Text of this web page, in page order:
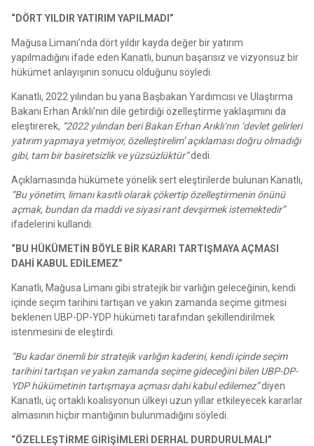
“DÖRT YILDIR YATIRIM YAPILMADI”
Mağusa Limanı’nda dört yıldır kayda değer bir yatırım
yapılmadığını ifade eden Kanatlı, bunun başarısız ve vizyonsuz bir
hükümet anlayışının sonucu olduğunu söyledi.
Kanatlı, 2022 yılından bu yana Başbakan Yardımcısı ve Ulaştırma
Bakanı Erhan Arıklı’nın dile getirdiği özelleştirme yaklaşımını da
eleştirerek, “2022 yılından beri Bakan Erhan Arıklı’nın ‘devlet gelirleri
yatırım yapmaya yetmiyor, özelleştirelim’ açıklaması doğru olmadığı
gibi, tam bir basiretsizlik ve yüzsüzlüktür”dedi.
Açıklamasında hükümete yönelik sert eleştirilerde bulunan Kanatlı,
“Bu yönetim, limanı kasıtlı olarak çökertip özelleştirmenin önünü
açmak, bundan da maddi ve siyasi rant devşirmek istemektedir”
ifadelerini kullandı.
“BU HÜKÜMETİN BÖYLE BİR KARARI TARTIŞMAYA AÇMASI
DAHİ KABUL EDİLEMEZ”
Kanatlı, Mağusa Limanı gibi stratejik bir varlığın geleceğinin, kendi
içinde seçim tarihini tartışan ve yakın zamanda seçime gitmesi
beklenen UBP-DP-YDP hükümeti tarafından şekillendirilmek
istenmesini de eleştirdi.
“Bu kadar önemli bir stratejik varlığın kaderini, kendi içinde seçim
tarihini tartışan ve yakın zamanda seçime gideceğini bilen UBP-DP-
YDP hükümetinin tartışmaya açması dahi kabul edilemez”diyen
Kanatlı, üç ortaklı koalisyonun ülkeyi uzun yıllar etkileyecek kararlar
almasının hiçbir mantığının bulunmadığını söyledi.
“ÖZELLEŞTİRME GİRİŞİMLERİ DERHAL DURDURULMALI”